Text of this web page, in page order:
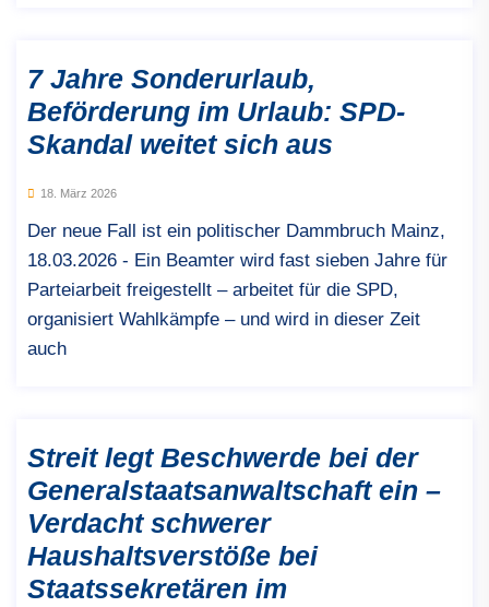
7 Jahre Sonderurlaub,
Beförderung im Urlaub: SPD-
Skandal weitet sich aus
18. März 2026
Der neue Fall ist ein politischer Dammbruch Mainz,
18.03.2026 - Ein Beamter wird fast sieben Jahre für
Parteiarbeit freigestellt – arbeitet für die SPD,
organisiert Wahlkämpfe – und wird in dieser Zeit
auch
Streit legt Beschwerde bei der
Generalstaatsanwaltschaft ein –
Verdacht schwerer
Haushaltsverstöße bei
Staatssekretären im